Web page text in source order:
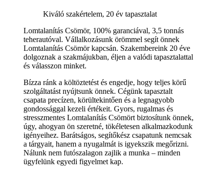
Kiváló szakértelem, 20 év tapasztalat
Lomtalanítás Csömör, 100% garanciával, 3,5 tonnás
teherautóval. Vállalkozásunk örömmel segít önnek
Lomtalanítás Csömör kapcsán. Szakembereink 20 éve
dolgoznak a szakmájukban, éljen a valódi tapasztalattal
és válasszon minket.
Bízza ránk a költöztetést és engedje, hogy teljes körű
szolgáltatást nyújtsunk önnek. Cégünk tapasztalt
csapata precízen, körültekintően és a legnagyobb
gondossággal kezeli értékeit. Gyors, rugalmas és
stresszmentes Lomtalanítás Csömört biztosítunk önnek,
úgy, ahogyan ön szeretné, tökéletesen alkalmazkodunk
igényeihez. Barátságos, segítőkész csapatunk nemcsak
a tárgyait, hanem a nyugalmát is igyekszik megőrizni.
Nálunk nem futószalagon zajlik a munka – minden
ügyfelünk egyedi figyelmet kap.